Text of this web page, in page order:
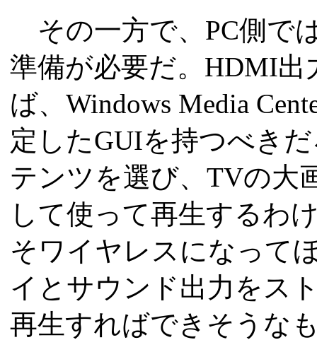
その一方で、PC側で
準備が必要だ。HDMI
ば、Windows Media
定したGUIを持つべき
テンツを選び、TVの大
して使って再生するわ
そワイヤレスになって
イとサウンド出力をス
再生すればできそうな